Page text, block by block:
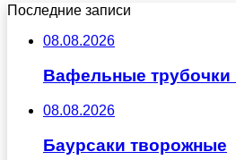
Последние записи
08.08.2026
Вафельные
08.08.2026
Баурсаки творожные